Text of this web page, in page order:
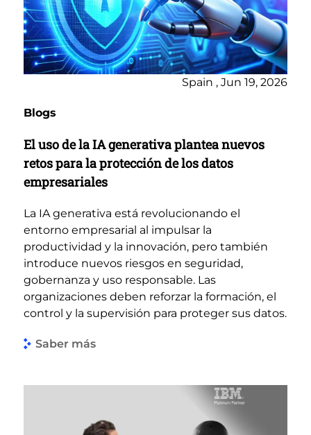
Spain , Jun 19, 2026
Blogs
El uso de la IA generativa plantea nuevos
retos para la protección de los datos
empresariales
La IA generativa está revolucionando el
entorno empresarial al impulsar la
productividad y la innovación, pero también
introduce nuevos riesgos en seguridad,
gobernanza y uso responsable. Las
organizaciones deben reforzar la formación, el
control y la supervisión para proteger sus datos.
Saber más